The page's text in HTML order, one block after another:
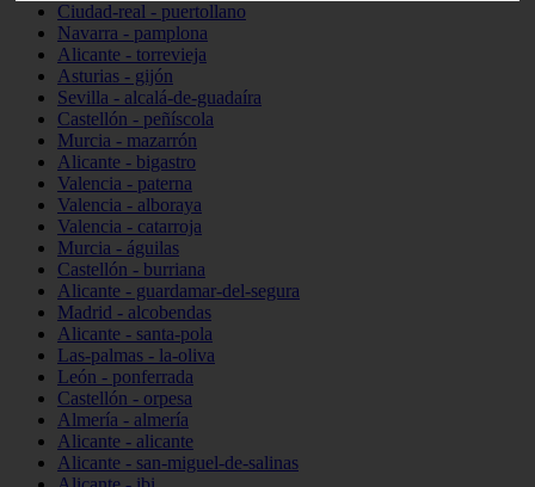
Ciudad-real - puertollano
Navarra - pamplona
Alicante - torrevieja
Asturias - gijón
Sevilla - alcalá-de-guadaíra
Castellón - peñíscola
Murcia - mazarrón
Alicante - bigastro
Valencia - paterna
Valencia - alboraya
Valencia - catarroja
Murcia - águilas
Castellón - burriana
Alicante - guardamar-del-segura
Madrid - alcobendas
Alicante - santa-pola
Las-palmas - la-oliva
León - ponferrada
Castellón - orpesa
Almería - almería
Alicante - alicante
Alicante - san-miguel-de-salinas